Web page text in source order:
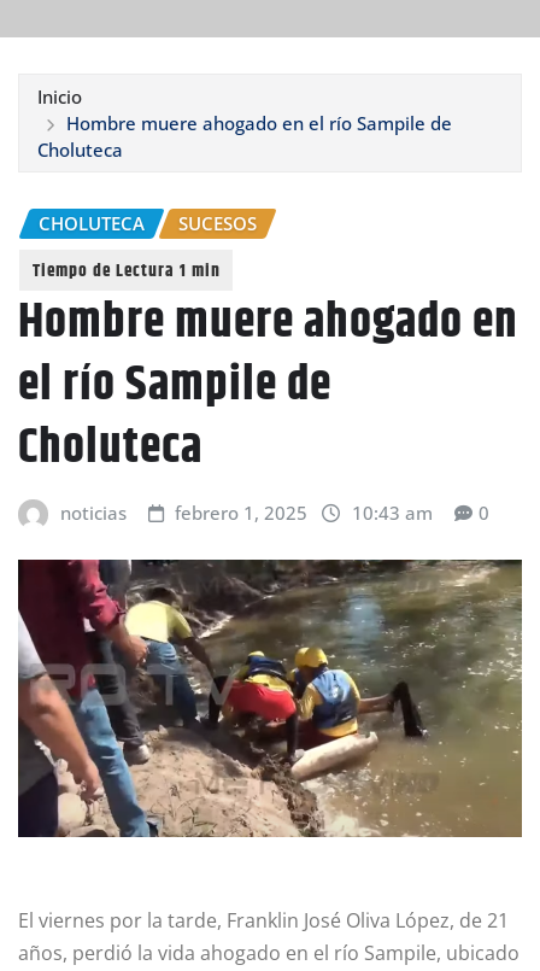
Inicio
Hombre muere ahogado en el río Sampile de
Choluteca
CHOLUTECA SUCESOS
Hombre muere ahogado en
el río Sampile de
Choluteca
noticias febrero 1, 2025 10:43 am 0
El viernes por la tarde, Franklin José Oliva López, de 21
años, perdió la vida ahogado en el río Sampile, ubicado